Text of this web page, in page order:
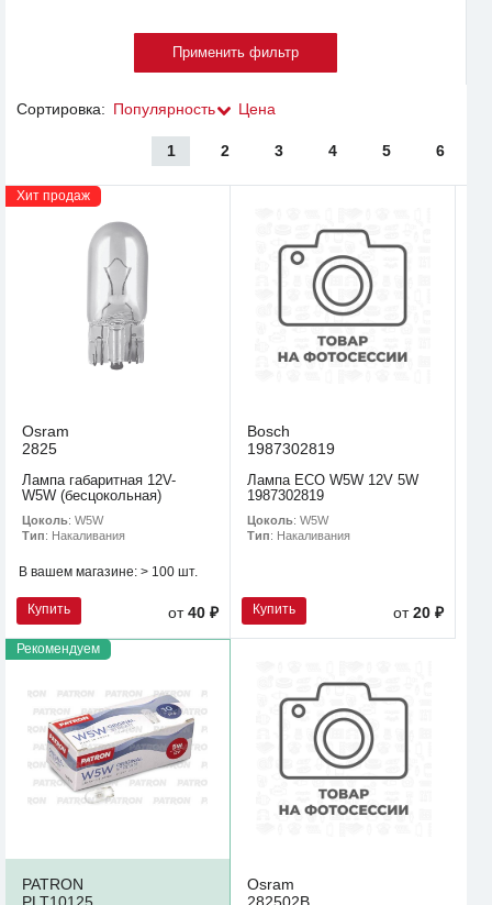
Сортировка: Популярность Цена
1 2 3 4 5 6
Хит продаж
Osram
2825
Лампа габаритная 12V-
W5W (бесцокольная)
Цоколь: W5W
Тип: Накаливания
В вашем магазине: > 100 шт.
Купить от40 ₽
Bosch
1987302819
Лампа ECO W5W 12V 5W
1987302819
Цоколь: W5W
Тип: Накаливания
Купить от20 ₽
Рекомендуем
PATRON
Osram